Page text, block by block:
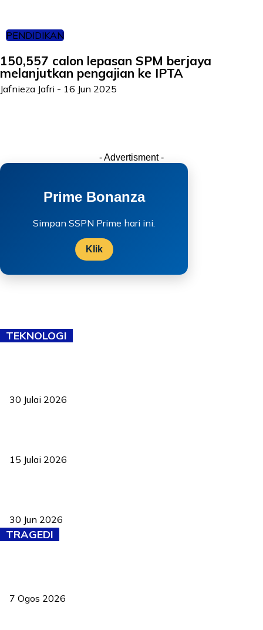
PENDIDIKAN
150,557 calon lepasan SPM berjaya
melanjutkan pengajian ke IPTA
Jafnieza Jafri - 16 Jun 2025
- Advertisment -
Prime Bonanza
Simpan SSPN Prime hari ini.
Klik
TEKNOLOGI
30 Julai 2026
15 Julai 2026
30 Jun 2026
TRAGEDI
7 Ogos 2026